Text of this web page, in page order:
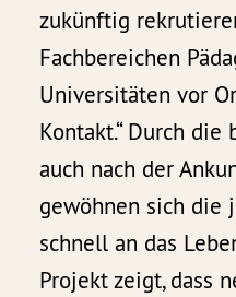
zukünftig
Fachbereichen
Universitäten vor
Kontakt.“ Durch
auch nach der
gewöhnen sich die
schnell an das
Projekt zeigt, dass